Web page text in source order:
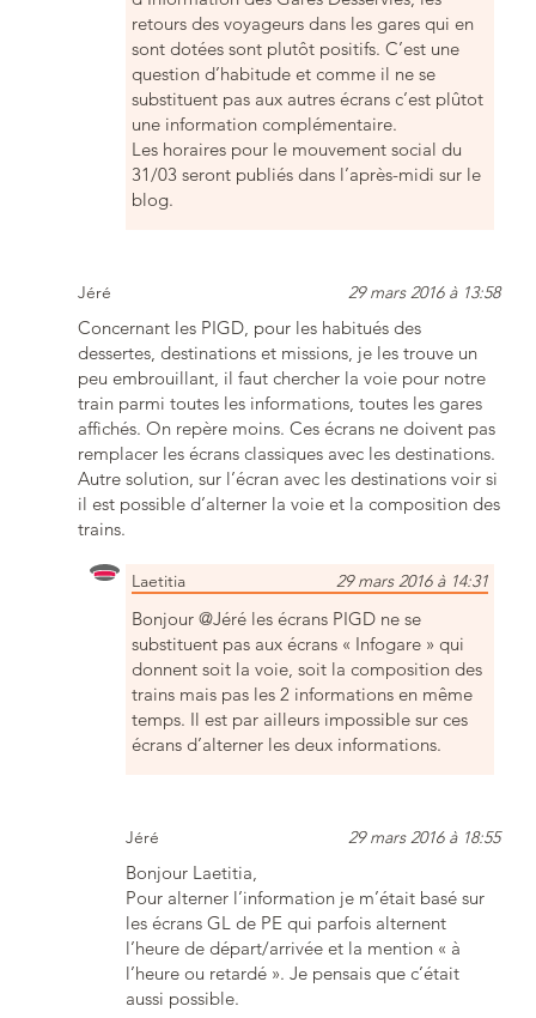
retours des voyageurs dans les gares qui en
sont dotées sont plutôt positifs. C’est une
question d’habitude et comme il ne se
substituent pas aux autres écrans c’est plûtot
une information complémentaire.
Les horaires pour le mouvement social du
31/03 seront publiés dans l’après-midi sur le
blog.
Jéré 29 mars 2016 à 13:58
Concernant les PIGD, pour les habitués des
dessertes, destinations et missions, je les trouve un
peu embrouillant, il faut chercher la voie pour notre
train parmi toutes les informations, toutes les gares
affichés. On repère moins. Ces écrans ne doivent pas
remplacer les écrans classiques avec les destinations.
Autre solution, sur l’écran avec les destinations voir si
il est possible d’alterner la voie et la composition des
trains.
Laetitia 29 mars 2016 à 14:31
Bonjour @Jéré les écrans PIGD ne se
substituent pas aux écrans « Infogare » qui
donnent soit la voie, soit la composition des
trains mais pas les 2 informations en même
temps. Il est par ailleurs impossible sur ces
écrans d’alterner les deux informations.
Jéré 29 mars 2016 à 18:55
Bonjour Laetitia,
Pour alterner l’information je m’était basé sur
les écrans GL de PE qui parfois alternent
l’heure de départ/arrivée et la mention « à
l’heure ou retardé ». Je pensais que c’était
aussi possible.